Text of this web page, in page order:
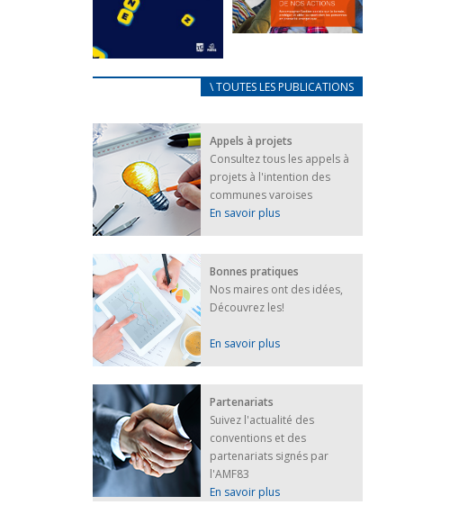
au coeur de
nos actions
FEUILLETER
FRANÇAIS/UKRAINIEN
25 avril 2022
Afin
d’accompagner
au mieux les
réfugiés
ukrainiens arrivés
en France,...
FEUILLETER
\ TOUTES LES PUBLICATIONS
Appels à projets
Consultez tous les appels à
projets à l'intention des
communes varoises
En savoir plus
Bonnes pratiques
Nos maires ont des idées,
Découvrez les!
En savoir plus
Partenariats
Suivez l'actualité des
conventions et des
partenariats signés par
l'AMF83
En savoir plus